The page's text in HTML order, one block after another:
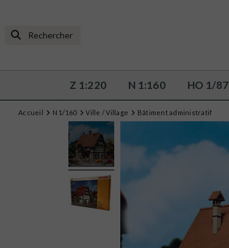
Z 1:220 N 1:160 HO 1/87
Accueil N 1/160 Ville / Village Bâtiment administratif